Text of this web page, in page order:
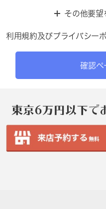
その他要望
利用規約及びプライバシー
確認ペ